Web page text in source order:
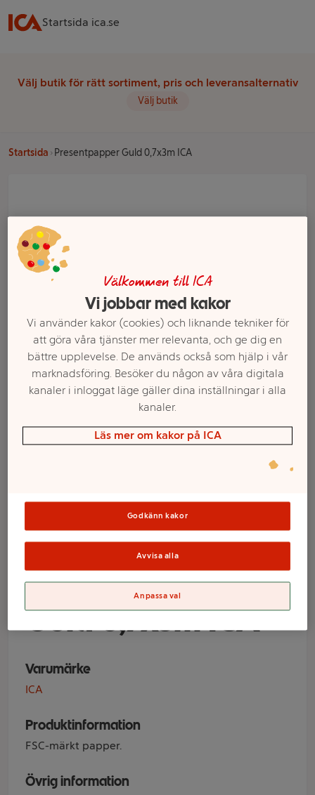
Startsida ica.se
Välj butik för rätt sortiment, pris och leveransalternativ
Välj butik
Startsida Presentpapper Guld 0,7x3m ICA
Presentpapper
Guld 0,7x3m ICA
Varumärke
ICA
Produktinformation
FSC-märkt papper.
Övrig information
Sortimentet kan variera mellan butikerna
Välkommen till ICA
Vi jobbar med kakor
Vi använder kakor (cookies) och liknande tekniker för
att göra våra tjänster mer relevanta, och ge dig en
bättre upplevelse. De används också som hjälp i vår
marknadsföring. Besöker du någon av våra digitala
kanaler i inloggat läge gäller dina inställningar i alla
kanaler.
Läs mer om kakor på ICA
Godkänn kakor
Avvisa alla
Anpassa val